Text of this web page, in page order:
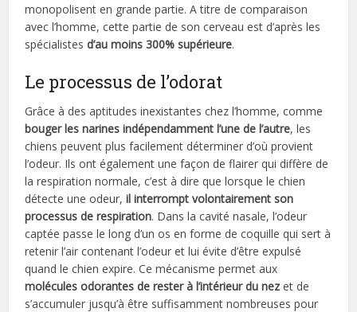
monopolisent en grande partie. A titre de comparaison
avec l’homme, cette partie de son cerveau est d’après les
spécialistesd’au moins 300% supérieure.
Le processus de l’odorat
Grâce à des aptitudes inexistantes chez l’homme, comme
bouger les narines indépendamment l’une de l’autre, les
chiens peuvent plus facilement déterminer d’où provient
l’odeur. Ils ont également une façon de flairer qui diffère de
la respiration normale, c’est à dire que lorsque le chien
détecte une odeur,il interrompt volontairement son
processus de respiration. Dans la cavité nasale, l’odeur
captée passe le long d’un os en forme de coquille qui sert à
retenir l’air contenant l’odeur et lui évite d’être expulsé
quand le chien expire. Ce mécanisme permet aux
molécules odorantes de rester à l’intérieur du nez et de
s’accumuler jusqu’à être suffisamment nombreuses pour